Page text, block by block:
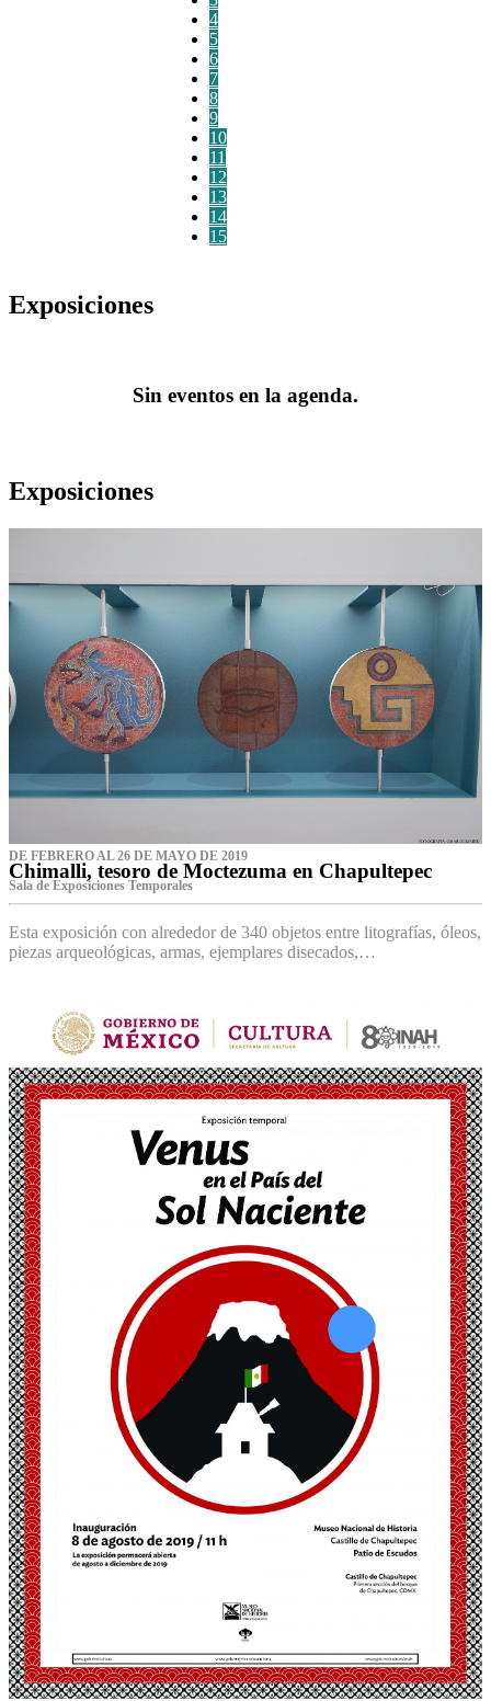
4
5
6
7
8
9
10
11
12
13
14
15
Exposiciones
Sin eventos en la agenda.
Exposiciones
DE FEBRERO AL 26 DE MAYO DE 2019
Chimalli, tesoro de Moctezuma en Chapultepec
Sala de Exposiciones Temporales
Esta exposición con alrededor de 340 objetos entre litografías, óleos,
piezas arqueológicas, armas, ejemplares disecados,…